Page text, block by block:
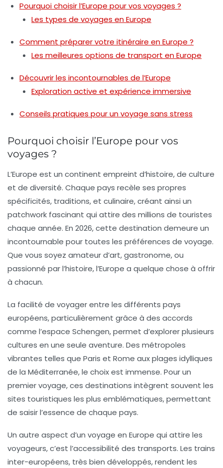
Pourquoi choisir l’Europe pour vos voyages ?
Les types de voyages en Europe
Comment préparer votre itinéraire en Europe ?
Les meilleures options de transport en Europe
Découvrir les incontournables de l’Europe
Exploration active et expérience immersive
Conseils pratiques pour un voyage sans stress
Pourquoi choisir l’Europe pour vos
voyages ?
L’Europe est un continent empreint d’histoire, de culture
et de diversité. Chaque pays recèle ses propres
spécificités, traditions, et culinaire, créant ainsi un
patchwork fascinant qui attire des millions de touristes
chaque année. En 2026, cette destination demeure un
incontournable pour toutes les préférences de voyage.
Que vous soyez amateur d’art, gastronome, ou
passionné par l’histoire, l’Europe a quelque chose à offrir
à chacun.
La facilité de voyager entre les différents pays
européens, particulièrement grâce à des accords
comme l’espace Schengen, permet d’explorer plusieurs
cultures en une seule aventure. Des métropoles
vibrantes telles que Paris et Rome aux plages idylliques
de la Méditerranée, le choix est immense. Pour un
premier voyage, ces destinations intègrent souvent les
sites touristiques les plus emblématiques, permettant
de saisir l’essence de chaque pays.
Un autre aspect d’un voyage en Europe qui attire les
voyageurs, c’est l’accessibilité des transports. Les trains
inter-européens, très bien développés, rendent les